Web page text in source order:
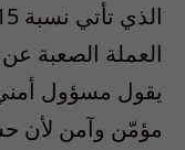
العملة الصعبة
يقول مسؤول
مؤمّن وآمن لأن